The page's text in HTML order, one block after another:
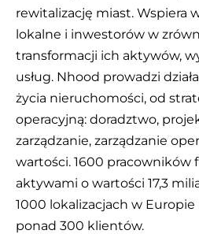
rewitalizację miast. Wspiera
lokalne i inwestorów w
transformacji ich aktywów,
usług. Nhood prowadzi
życia nieruchomości, od
operacyjną: doradztwo,
zarządzanie, zarządzanie
wartości. 1600 pracowników
aktywami o wartości 17,3
1000 lokalizacjach w Europie
ponad 300 klientów.